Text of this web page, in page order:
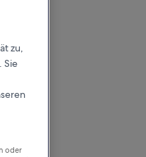
zu,
Sie
oder